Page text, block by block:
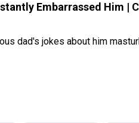
Embarrassed Him |
dad's jokes about him